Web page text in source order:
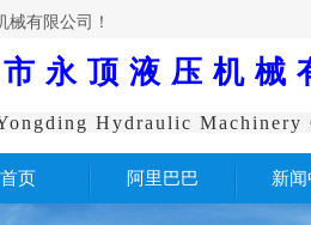
有限公司！
Hydraulic Machinery
永顶液压机械
首页 阿里巴巴 新